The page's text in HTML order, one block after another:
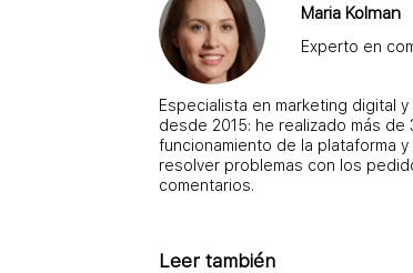
Maria Kolman
Experto en
Especialista en marketing digital
desde 2015: he realizado más
funcionamiento de la plataforma
resolver problemas con los
comentarios.
Leer también